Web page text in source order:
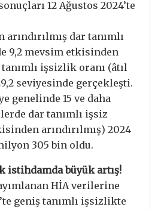
12 Ağustos 2024’te
dar tanımlı
9,2 mevsim etkisinden
tanımlı işsizlik oranı (âtıl
seviyesinde gerçekleşti.
genelinde 15 ve daha
dar tanımlı işsiz
arındırılmış) 2024
305 bin oldu.
istihdamda büyük artış!
HİA verilerine
geniş tanımlı işsizlikte